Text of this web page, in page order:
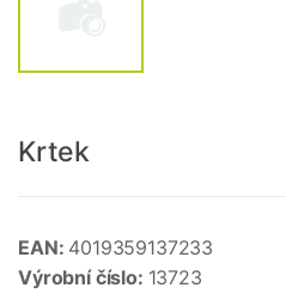
Krtek
EAN: 4019359137233
Výrobní číslo: 13723